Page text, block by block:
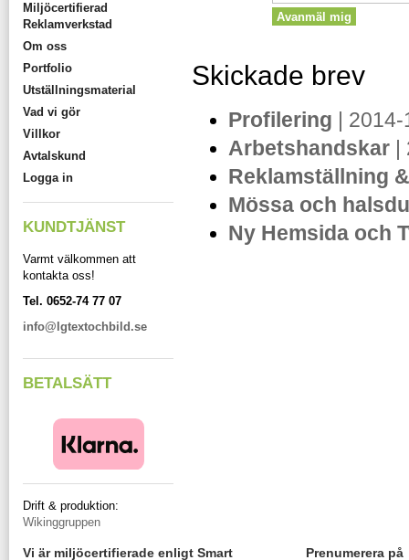
Miljöcertifierad
Reklamverkstad
Om oss
Portfolio
Utställningsmaterial
Vad vi gör
Villkor
Avtalskund
Logga in
KUNDTJÄNST
Varmt välkommen att
kontakta oss!
Tel. 0652-74 77 07
info@lgtextochbild.se
BETALSÄTT
Drift & produktion:
Wikinggruppen
Skickade brev
Profilering |
Arbetshandskar
Reklamställning
Mössa och
Ny Hemsida och
Vi är miljöcertifierade enligt Smart
Prenumerera på